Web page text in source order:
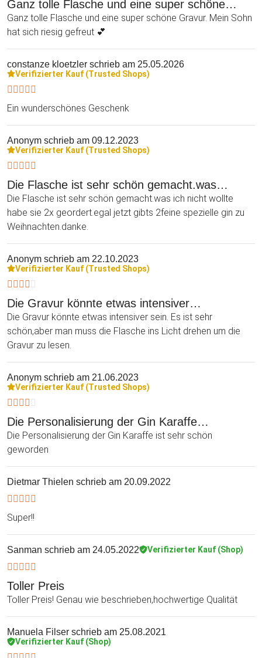
Ganz tolle Flasche und eine super schöne…
Ganz tolle Flasche und eine super schöne Gravur. Mein Sohn
hat sich riesig gefreut 💕
constanze kloetzler schrieb am 25.05.2026
Verifizierter Kauf (Trusted Shops)
Ein wunderschönes Geschenk
Anonym schrieb am 09.12.2023
Verifizierter Kauf (Trusted Shops)
Die Flasche ist sehr schön gemacht.was…
Die Flasche ist sehr schön gemacht.was ich nicht wollte
habe sie 2x geordert.egal jetzt gibts 2feine spezielle gin zu
Weihnachten.danke.
Anonym schrieb am 22.10.2023
Verifizierter Kauf (Trusted Shops)
Die Gravur könnte etwas intensiver…
Die Gravur könnte etwas intensiver sein. Es ist sehr
schön,aber man muss die Flasche ins Licht drehen um die
Gravur zu lesen.
Anonym schrieb am 21.06.2023
Verifizierter Kauf (Trusted Shops)
Die Personalisierung der Gin Karaffe…
Die Personalisierung der Gin Karaffe ist sehr schön
geworden
Dietmar Thielen schrieb am 20.09.2022
Super!!
Sanman schrieb am 24.05.2022 Verifizierter Kauf (Shop)
Toller Preis
Toller Preis! Genau wie beschrieben,hochwertige Qualität
Manuela Filser schrieb am 25.08.2021
Verifizierter Kauf (Shop)